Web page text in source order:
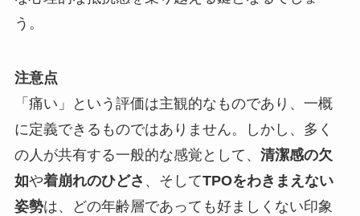
う。
注意点
「痛い」という評価は主観的なものであり、一概
に定義できるものではありません。しかし、多く
の人が共有する一般的な感覚として、 清潔感の欠
如や着崩れのひどさ 、そしてTPOをわきまえない
姿勢は、どの年齢層であっても好ましくない印象